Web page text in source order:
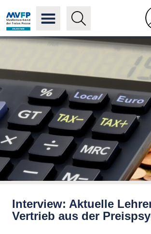
Interview: Aktuelle
Vertrieb aus der